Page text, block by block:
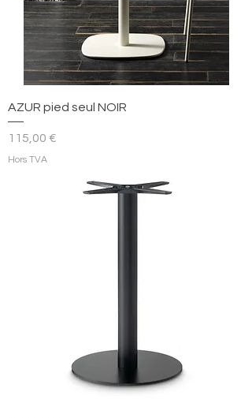
AZUR pied seul NOIR
Prix
115,00 €
Hors TVA